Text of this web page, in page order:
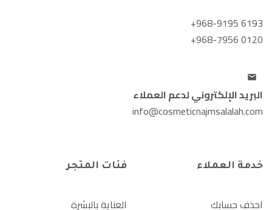
+968-9195 6193
+968-7956 0120
البريد الإلكتروني لدعم العملاء
info@cosmeticnajmsalalah.com
خدمة العملاء
احذف حسابك
فئات المتجر
العناية بالبشرة